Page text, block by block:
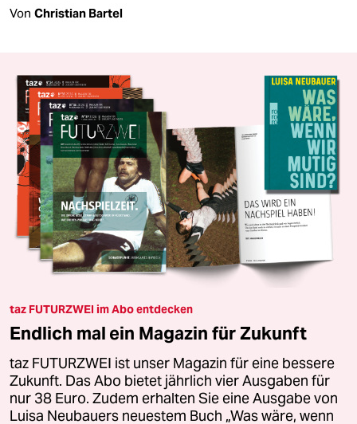
Von Christian Bartel
taz FUTURZWEI im Abo entdecken
Endlich mal ein Magazin für Zukunft
taz FUTURZWEI ist unser Magazin für eine bessere
Zukunft. Das Abo bietet jährlich vier Ausgaben für
nur 38 Euro. Zudem erhalten Sie eine Ausgabe von
Luisa Neubauers neuestem Buch „Was wäre, wenn